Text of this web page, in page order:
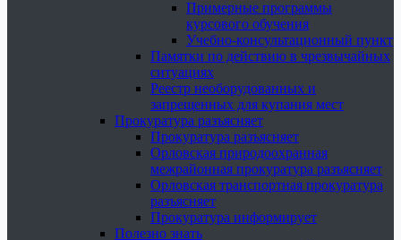
Примерные программы
курсового обучения
Учебно-консультационный пункт
Памятки по действию в чрезвычайных
ситуациях
Реестр необорудованных и
запрещенных для купания мест
Прокуратура разъясняет
Прокуратура разъясняет
Орловская природоохранная
межрайонная прокуратура разъясняет
Орловская транспортная прокуратура
разъясняет
Прокуратура информирует
Полезно знать